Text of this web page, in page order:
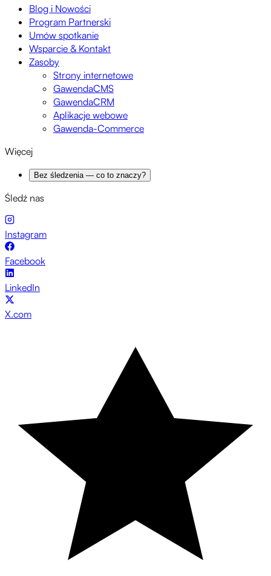
Blog i Nowości
Program Partnerski
Umów spotkanie
Wsparcie & Kontakt
Zasoby
Strony internetowe
GawendaCMS
GawendaCRM
Aplikacje webowe
Gawenda-Commerce
Więcej
Bez śledzenia — co to znaczy?
Śledź nas
Instagram
Facebook
LinkedIn
X.com